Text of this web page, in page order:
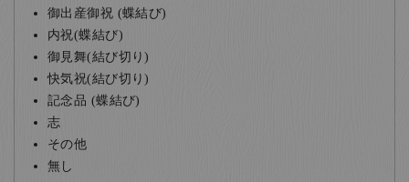
御出産御祝 (蝶結び)
内祝(蝶結び)
御見舞(結び切り)
快気祝(結び切り)
記念品 (蝶結び)
志
その他
無し